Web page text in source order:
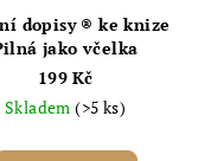
dopisy ® ke knize
jako včelka
199 Kč
Skladem(>5 ks)